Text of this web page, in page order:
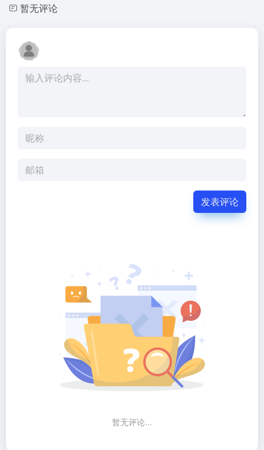
暂无评论
发表评论
暂无评论...